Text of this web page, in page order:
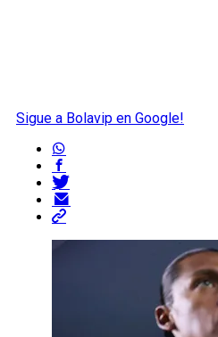
Sigue a Bolavip en Google!